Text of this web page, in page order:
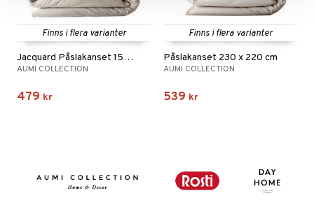
Finns i flera varianter
Jacquard Påslakanset 150 x 210 cm
AUMI COLLECTION
479 kr
Finns i flera varianter
Påslakanset 230 x 220 cm
AUMI COLLECTION
539 kr